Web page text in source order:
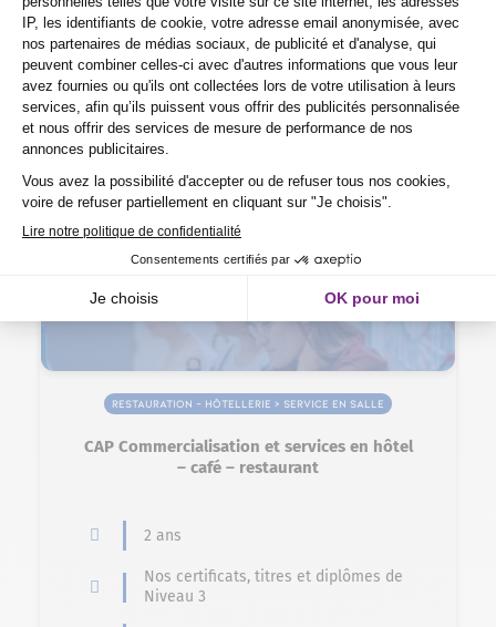
envers le développement professionnel.
Trouvez votre formation en restauration
et hôtellerie chez Purple Campus
Occitanie
Filtrer
la liste des formations
Formation en alternance
Restauration – Hôtellerie > Service en salle
CAP Commercialisation et services en hôtel
– café – restaurant
2 ans
Nos certificats, titres et diplômes de
Niveau 3